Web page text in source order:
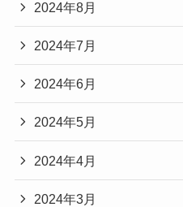
2024年8月
2024年7月
2024年6月
2024年5月
2024年4月
2024年3月